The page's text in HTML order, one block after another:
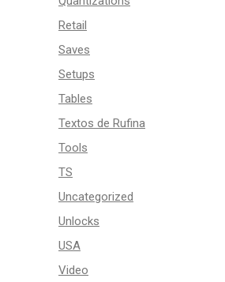
Retail
Saves
Setups
Tables
Textos de Rufina
Tools
TS
Uncategorized
Unlocks
USA
Video